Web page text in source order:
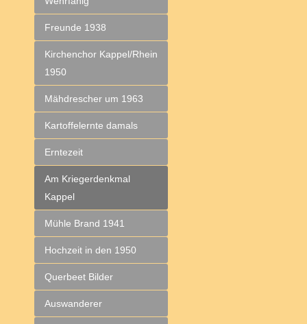
Freunde 1938
Kirchenchor Kappel/Rhein
1950
Mähdrescher um 1963
Kartoffelernte damals
Erntezeit
Am Kriegerdenkmal
Kappel
Mühle Brand 1941
Hochzeit in den 1950
Querbeet Bilder
Auswanderer